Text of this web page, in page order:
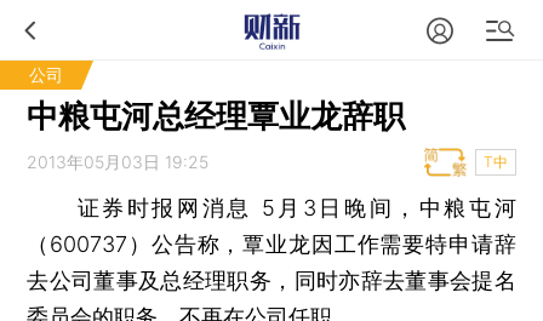
公司
中粮屯河总经理覃业龙辞职
2013年05月03日 19:25 T中
证券时报网消息
5月3日晚间，中粮屯河
（600737）公告称，覃业龙因工作需要特申请辞
去公司董事及总经理职务，同时亦辞去董事会提名